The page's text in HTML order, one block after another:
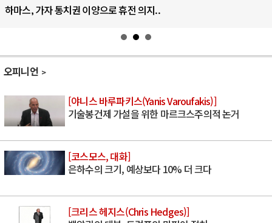
하마스, 가자 통치권 이양으로 휴전 의지..
오피니언
[야니스 바루파키스(Yanis Varoufakis)]
기술봉건제 가설을 위한 마르크스주의적 논거
[코스모스, 대화]
은하수의 크기, 예상보다 10% 더 크다
[크리스 헤지스(Chris Hedges)]